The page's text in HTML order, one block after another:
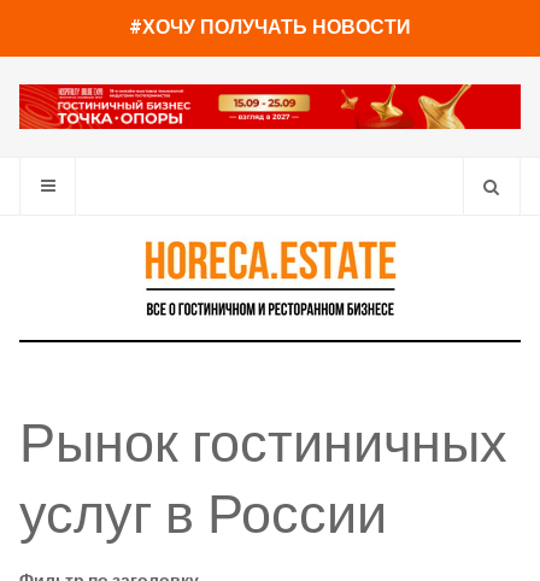
#ХОЧУ ПОЛУЧАТЬ НОВОСТИ
Рынок гостиничных
услуг в России